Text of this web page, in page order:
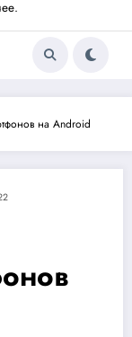
на Android